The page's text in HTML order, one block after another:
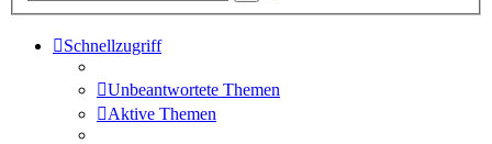
Schnellzugriff
Unbeantwortete Themen
Aktive Themen